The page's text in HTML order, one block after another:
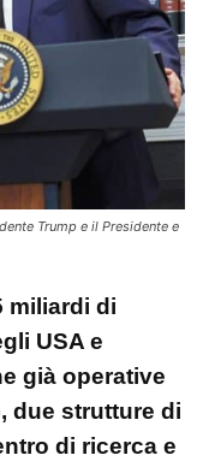
Trump e il Presidente e
miliardi di
USA e
già operative
due strutture di
di ricerca e